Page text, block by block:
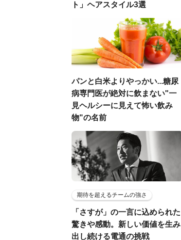
ト」ヘアスタイル3選
パンと白米よりやっかい...糖尿
病専門医が絶対に飲まない"一
見ヘルシーに見えて怖い飲み
物"の名前
期待を超えるチームの強さ
「さすが」の一言に込められた
驚きや感動。新しい価値を生み
出し続ける電通の挑戦